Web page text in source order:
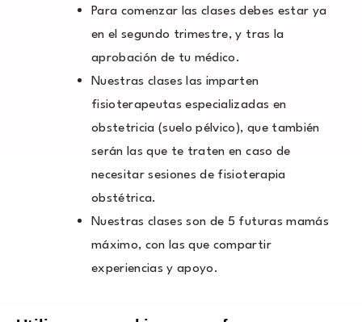
Para comenzar las clases debes estar ya
en el segundo trimestre, y tras la
aprobación de tu médico.
Nuestras clases las imparten
fisioterapeutas especializadas en
obstetricia (suelo pélvico), que también
serán las que te traten en caso de
necesitar sesiones de fisioterapia
obstétrica.
Nuestras clases son de 5 futuras mamás
máximo, con las que compartir
experiencias y apoyo.